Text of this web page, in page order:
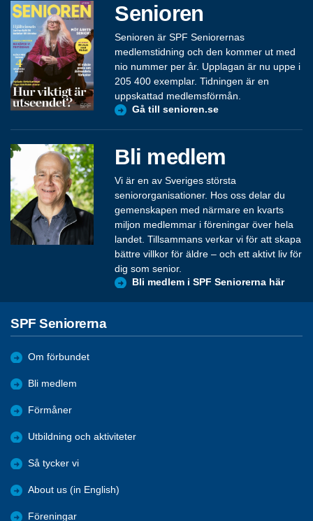
Senioren
Senioren är SPF Seniorernas
medlemstidning och den kommer ut med
nio nummer per år. Upplagan är nu uppe i
205 400 exemplar. Tidningen är en
uppskattad medlemsförmån.
Gå till senioren.se
Bli medlem
Vi är en av Sveriges största
seniororganisationer. Hos oss delar du
gemenskapen med närmare en kvarts
miljon medlemmar i föreningar över hela
landet. Tillsammans verkar vi för att skapa
bättre villkor för äldre – och ett aktivt liv för
dig som senior.
Bli medlem i SPF Seniorerna här
SPF Seniorerna
Om förbundet
Bli medlem
Förmåner
Utbildning och aktiviteter
Så tycker vi
About us (in English)
Föreningar